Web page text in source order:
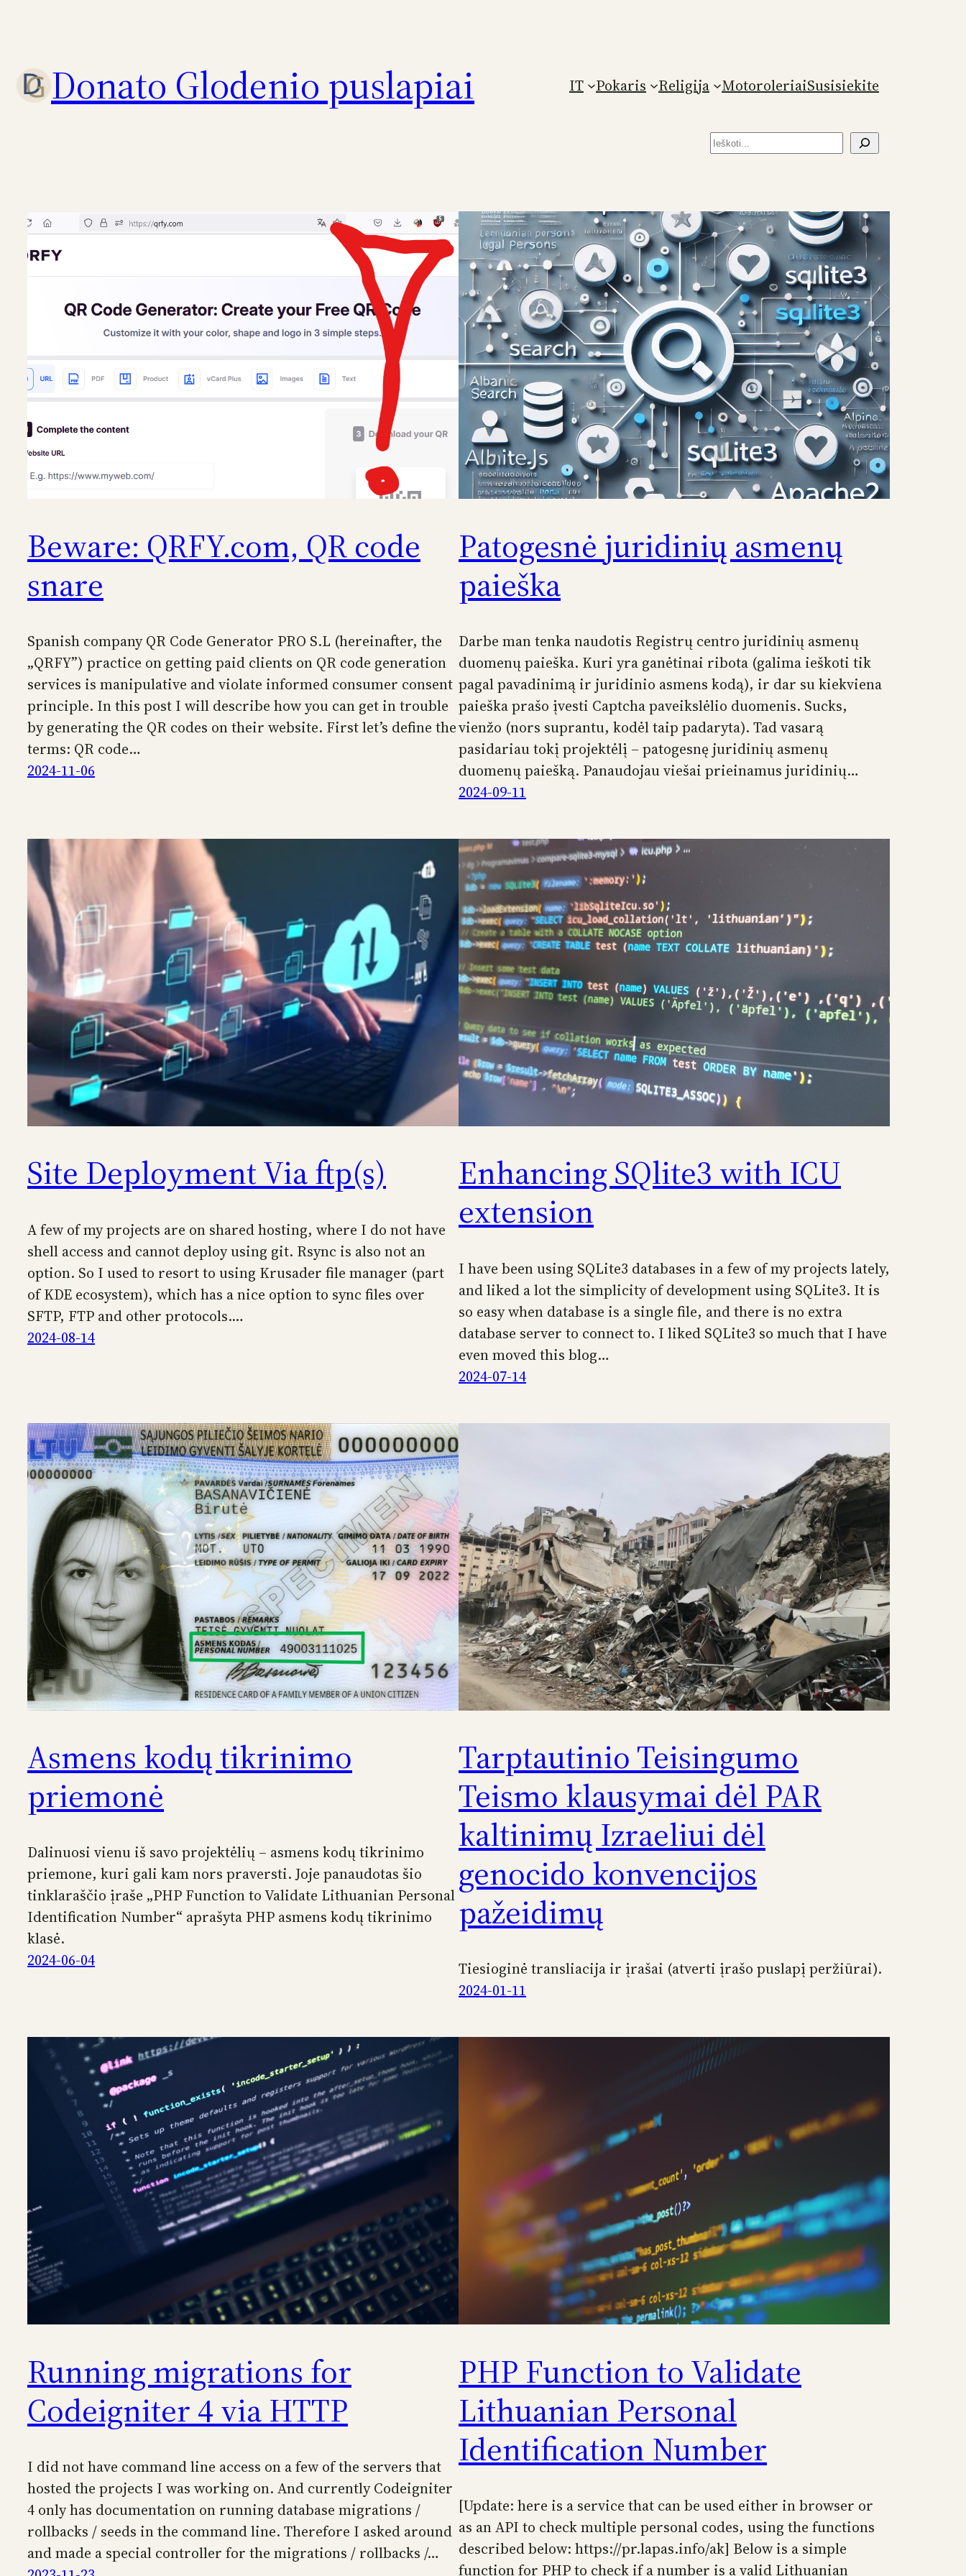
Donato Glodenio puslapiai IT Pokaris Religija MotoroleriaiSusisiekite
Paieška
Beware: QRFY.com, QR code
snare
Spanish company QR Code Generator PRO S.L (hereinafter, the
„QRFY”) practice on getting paid clients on QR code generation
services is manipulative and violate informed consumer consent
principle. In this post I will describe how you can get in trouble
by generating the QR codes on their website. First let’s define the
terms: QR code…
2024-11-06
Patogesnė juridinių asmenų
paieška
Darbe man tenka naudotis Registrų centro juridinių asmenų
duomenų paieška. Kuri yra ganėtinai ribota (galima ieškoti tik
pagal pavadinimą ir juridinio asmens kodą), ir dar su kiekviena
paieška prašo įvesti Captcha paveikslėlio duomenis. Sucks,
vienžo (nors suprantu, kodėl taip padaryta). Tad vasarą
pasidariau tokį projektėlį – patogesnę juridinių asmenų
duomenų paiešką. Panaudojau viešai prieinamus juridinių…
2024-09-11
Site Deployment Via ftp(s)
A few of my projects are on shared hosting, where I do not have
shell access and cannot deploy using git. Rsync is also not an
option. So I used to resort to using Krusader file manager (part
of KDE ecosystem), which has a nice option to sync files over
SFTP, FTP and other protocols.…
2024-08-14
Enhancing SQlite3 with ICU
extension
I have been using SQLite3 databases in a few of my projects lately,
and liked a lot the simplicity of development using SQLite3. It is
so easy when database is a single file, and there is no extra
database server to connect to. I liked SQLite3 so much that I have
even moved this blog…
2024-07-14
Asmens kodų tikrinimo
priemonė
Dalinuosi vienu iš savo projektėlių – asmens kodų tikrinimo
priemone, kuri gali kam nors praversti. Joje panaudotas šio
tinklaraščio įraše „PHP Function to Validate Lithuanian Personal
Identification Number“ aprašyta PHP asmens kodų tikrinimo
klasė.
2024-06-04
Tarptautinio Teisingumo
Teismo klausymai dėl PAR
kaltinimų Izraeliui dėl
genocido konvencijos
pažeidimų
Tiesioginė transliacija ir įrašai (atverti įrašo puslapį peržiūrai).
2024-01-11
Running migrations for
Codeigniter 4 via HTTP
I did not have command line access on a few of the servers that
hosted the projects I was working on. And currently Codeigniter
4 only has documentation on running database migrations /
rollbacks / seeds in the command line. Therefore I asked around
and made a special controller for the migrations / rollbacks /…
PHP Function to Validate
Lithuanian Personal
Identification Number
[Update: here is a service that can be used either in browser or
as an API to check multiple personal codes, using the functions
described below: https://pr.lapas.info/ak] Below is a simple
function for PHP to check if a number is a valid Lithuanian